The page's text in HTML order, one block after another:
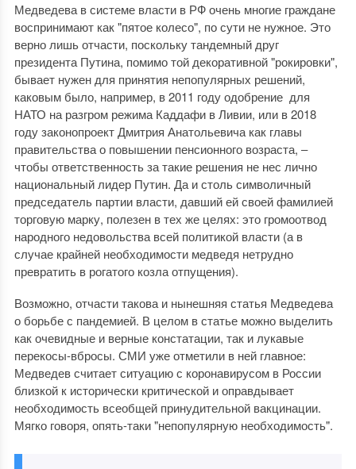
Медведева в системе власти в РФ очень многие граждане
воспринимают как "пятое колесо", по сути не нужное. Это
верно лишь отчасти, поскольку тандемный друг
президента Путина, помимо той декоративной "рокировки",
бывает нужен для принятия непопулярных решений,
каковым было, например, в 2011 году одобрение для
НАТО на разгром режима Каддафи в Ливии, или в 2018
году законопроект Дмитрия Анатольевича как главы
правительства о повышении пенсионного возраста, ‒
чтобы ответственность за такие решения не нес лично
национальный лидер Путин. Да и столь символичный
председатель партии власти, давший ей своей фамилией
торговую марку, полезен в тех же целях: это громоотвод
народного недовольства всей политикой власти (а в
случае крайней необходимости медведя нетрудно
превратить в рогатого козла отпущения).
Возможно, отчасти такова и нынешняя статья Медведева
о борьбе с пандемией. В целом в статье можно выделить
как очевидные и верные констатации, так и лукавые
перекосы-вбросы. СМИ уже отметили в ней главное:
Медведев считает ситуацию с коронавирусом в России
близкой к исторически критической и оправдывает
необходимость всеобщей принудительной вакцинации.
Мягко говоря, опять-таки "непопулярную необходимость".